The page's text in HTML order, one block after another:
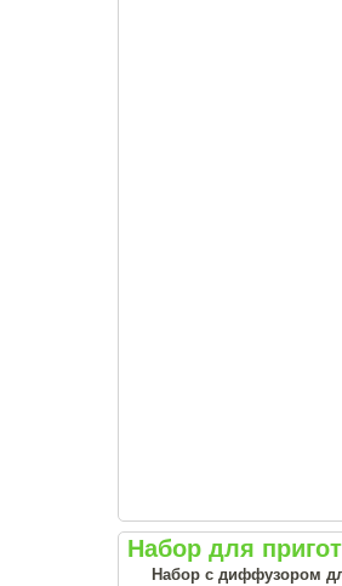
Набор для
Набор с диффузором